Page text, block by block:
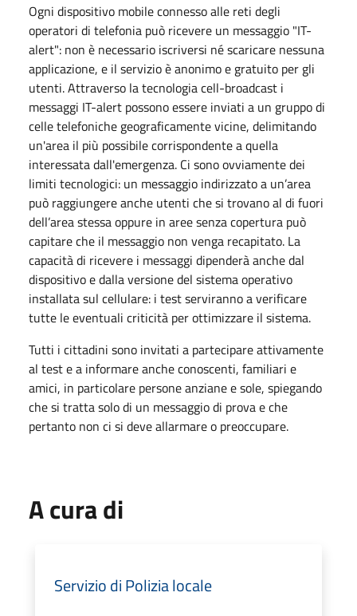
Ogni dispositivo mobile connesso alle reti degli
operatori di telefonia può ricevere un messaggio "IT-
alert": non è necessario iscriversi né scaricare nessuna
applicazione, e il servizio è anonimo e gratuito per gli
utenti. Attraverso la tecnologia cell-broadcast i
messaggi IT-alert possono essere inviati a un gruppo di
celle telefoniche geograficamente vicine, delimitando
un'area il più possibile corrispondente a quella
interessata dall'emergenza. Ci sono ovviamente dei
limiti tecnologici: un messaggio indirizzato a un’area
può raggiungere anche utenti che si trovano al di fuori
dell’area stessa oppure in aree senza copertura può
capitare che il messaggio non venga recapitato. La
capacità di ricevere i messaggi dipenderà anche dal
dispositivo e dalla versione del sistema operativo
installata sul cellulare: i test serviranno a verificare
tutte le eventuali criticità per ottimizzare il sistema.
Tutti i cittadini sono invitati a partecipare attivamente
al test e a informare anche conoscenti, familiari e
amici, in particolare persone anziane e sole, spiegando
che si tratta solo di un messaggio di prova e che
pertanto non ci si deve allarmare o preoccupare.
A cura di
Servizio di Polizia locale